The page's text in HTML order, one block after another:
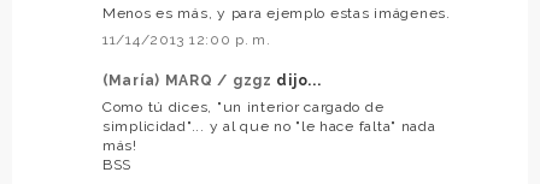
Menos es más, y para ejemplo estas imágenes.
11/14/2013 12:00 p. m.
(María) MARQ / gzgz dijo...
Como tú dices, "un interior cargado de
simplicidad"... y al que no "le hace falta" nada
más!
BSS